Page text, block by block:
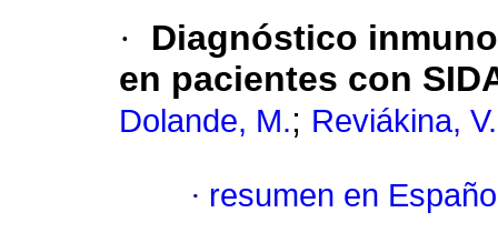
·
Diagnóstico
en pacientes con
Dolande, M.; Reviákina, V.
· resumen en